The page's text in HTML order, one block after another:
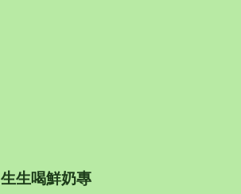
生生喝鮮奶專